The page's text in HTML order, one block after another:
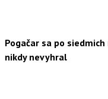
Pogačar sa po
nikdy nevyhral